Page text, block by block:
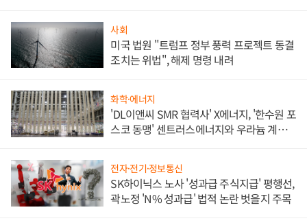
사회
미국 법원 "트럼프 정부 풍력 프로젝트 동결
조치는 위법", 해제 명령 내려
화학·에너지
'DL이앤씨 SMR 협력사' X에너지, '한수원 포
스코 동맹' 센트러스에너지와 우라늄 계약
전자·전기·정보통신
SK하이닉스 노사 '성과급 주식지급' 평행선,
곽노정 'N% 성과급' 법적 논란 벗을지 주목